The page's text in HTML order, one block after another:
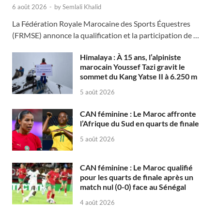
6 août 2026 - bySemlali Khalid
La Fédération Royale Marocaine des Sports Équestres
(FRMSE) annonce la qualification et la participation de …
Himalaya : À 15 ans, l’alpiniste
marocain Youssef Tazi gravit le
sommet du Kang Yatse II à 6.250 m
5 août 2026
CAN féminine : Le Maroc affronte
l’Afrique du Sud en quarts de finale
5 août 2026
CAN féminine : Le Maroc qualifié
pour les quarts de finale après un
match nul (0-0) face au Sénégal
4 août 2026